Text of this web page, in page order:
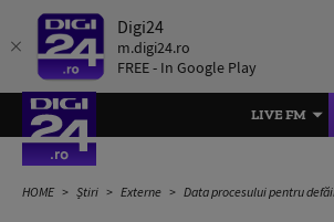
Digi24
m.digi24.ro
FREE - In Google Play
LIVE FM
HOME Știri Externe Data procesului pentru defăimare al lui Trump împotriva BBC a fost